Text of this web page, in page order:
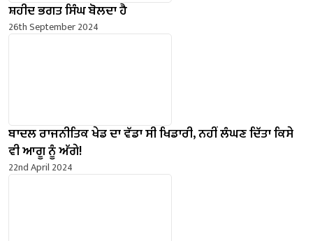
ਸ਼ਹੀਦ ਭਗਤ ਸਿੰਘ ਬੋਲਦਾ ਹੈ
26th September 2024
ਬਾਦਲ ਰਾਜਨੀਤਿਕ ਖੇਡ ਦਾ ਵੱਡਾ ਸੀ ਖਿਡਾਰੀ, ਨਹੀਂ ਲੰਘਣ ਦਿੱਤਾ ਕਿਸੇ
ਵੀ ਆਗੂ ਨੂੰ ਅੱਗੇ!
22nd April 2024